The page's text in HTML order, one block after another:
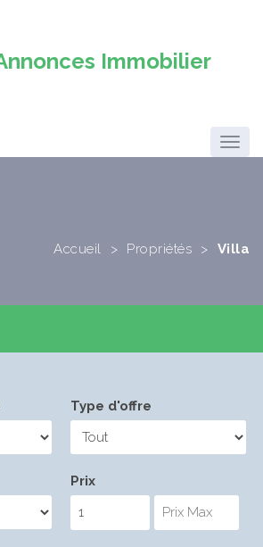
Accueil > Propriétés > Villa
Type d'offre
Prix